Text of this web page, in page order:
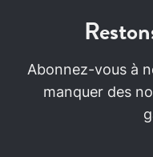
Abonnez-vous à
manquer des